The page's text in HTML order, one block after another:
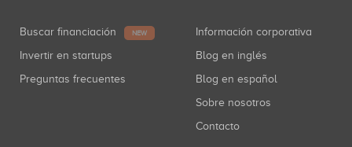
Buscar financiación NEW
Invertir en startups
Preguntas frecuentes
Información corporativa
Blog en inglés
Blog en español
Sobre nosotros
Contacto